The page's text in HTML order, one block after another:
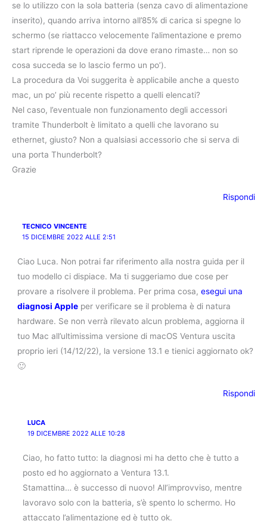
se lo utilizzo con la sola batteria (senza cavo di alimentazione
inserito), quando arriva intorno all’85% di carica si spegne lo
schermo (se riattacco velocemente l’alimentazione e premo
start riprende le operazioni da dove erano rimaste… non so
cosa succeda se lo lascio fermo un po’).
La procedura da Voi suggerita è applicabile anche a questo
mac, un po’ più recente rispetto a quelli elencati?
Nel caso, l’eventuale non funzionamento degli accessori
tramite Thunderbolt è limitato a quelli che lavorano su
ethernet, giusto? Non a qualsiasi accessorio che si serva di
una porta Thunderbolt?
Grazie
Rispondi
TECNICO VINCENTE
15 DICEMBRE 2022 ALLE 2:51
Ciao Luca. Non potrai far riferimento alla nostra guida per il
tuo modello ci dispiace. Ma ti suggeriamo due cose per
provare a risolvere il problema. Per prima cosa,esegui una
diagnosi Apple per verificare se il problema è di natura
hardware. Se non verrà rilevato alcun problema, aggiorna il
tuo Mac all’ultimissima versione di macOS Ventura uscita
proprio ieri (14/12/22), la versione 13.1 e tienici aggiornato ok?
🙂
Rispondi
LUCA
19 DICEMBRE 2022 ALLE 10:28
Ciao, ho fatto tutto: la diagnosi mi ha detto che è tutto a
posto ed ho aggiornato a Ventura 13.1.
Stamattina… è successo di nuovo! All’improvviso, mentre
lavoravo solo con la batteria, s’è spento lo schermo. Ho
attaccato l’alimentazione ed è tutto ok.